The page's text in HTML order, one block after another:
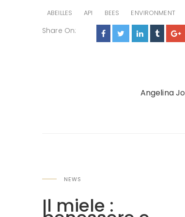
ABEILLES API BEES ENVIRONMENT
Share On:
Angelina
NEWS
Il miele :